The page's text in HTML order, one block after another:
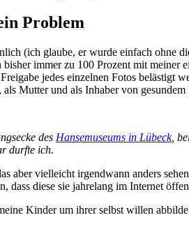
Problem
(ich glaube, er wurde einfach ohne
bisher immer zu 100 Prozent mit
jedes einzelnen Fotos belästigt
Mutter und als Inhaber von gesundem
des Hansemuseums in Lübeck,
durfte ich.
aber vielleicht irgendwann anders
dass diese sie jahrelang im Internet
Kinder um ihrer selbst willen